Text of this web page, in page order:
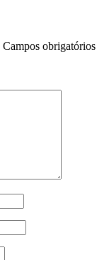
Campos obrigatórios